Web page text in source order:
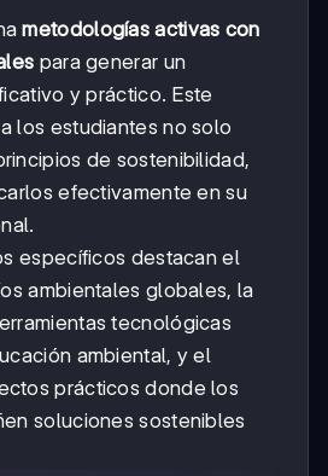
metodologías activas con
para generar un
y práctico. Este
los estudiantes no solo
de sostenibilidad,
efectivamente en su
específicos destacan el
ambientales globales, la
tecnológicas
ambiental, y el
prácticos donde los
soluciones sostenibles